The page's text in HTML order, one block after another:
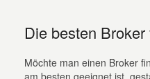
Die besten
Möchte man einen Broker
am besten geeignet ist,